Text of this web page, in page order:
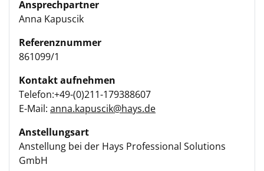
Ansprechpartner
Anna Kapuscik
Referenznummer
861099/1
Kontakt aufnehmen
Telefon:+49-(0)211-179388607
E-Mail: anna.kapuscik@hays.de
Anstellungsart
Anstellung bei der Hays Professional Solutions
GmbH